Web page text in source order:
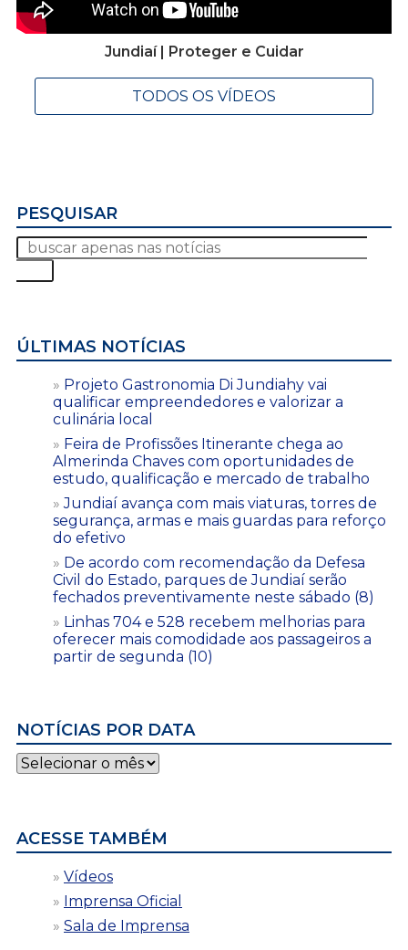
Jundiaí | Proteger e Cuidar
TODOS OS VÍDEOS
PESQUISAR
ÚLTIMAS NOTÍCIAS
Projeto Gastronomia Di Jundiahy vai
qualificar empreendedores e valorizar a
culinária local
Feira de Profissões Itinerante chega ao
Almerinda Chaves com oportunidades de
estudo, qualificação e mercado de trabalho
Jundiaí avança com mais viaturas, torres de
segurança, armas e mais guardas para reforço
do efetivo
De acordo com recomendação da Defesa
Civil do Estado, parques de Jundiaí serão
fechados preventivamente neste sábado (8)
Linhas 704 e 528 recebem melhorias para
oferecer mais comodidade aos passageiros a
partir de segunda (10)
NOTÍCIAS POR DATA
Notícias
por
ACESSE TAMBÉM
Vídeos
Imprensa Oficial
Sala de Imprensa